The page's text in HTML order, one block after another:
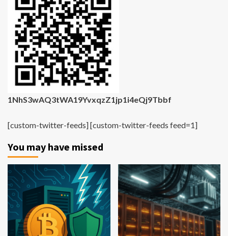
1NhS3wAQ3tWA19YvxqzZ1jp1i4eQj9Tbbf
[custom-twitter-feeds] [custom-twitter-feeds feed=1]
You may have missed